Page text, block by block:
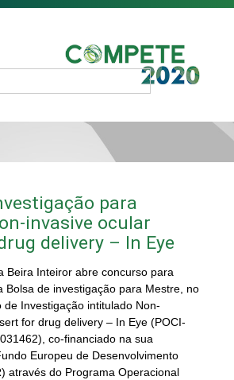
para
invasive ocular
delivery – In Eye
Beira Inteiror abre concurso para
Bolsa de investigação para Mestre, no
de Investigação intitulado Non-
for drug delivery – In Eye (POCI-
co-financiado na sua
Europeu de Desenvolvimento
através do Programa Operacional